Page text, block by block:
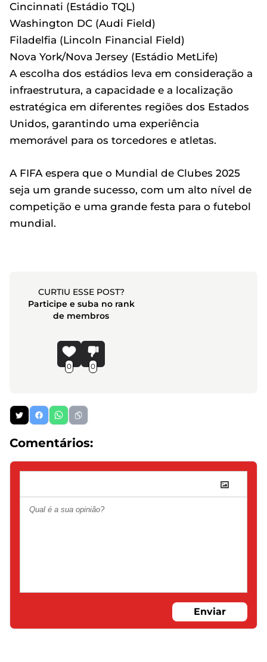
Cincinnati (Estádio TQL)
Washington DC (Audi Field)
Filadelfia (Lincoln Financial Field)
Nova York/Nova Jersey (Estádio MetLife)
A escolha dos estádios leva em consideração a
infraestrutura, a capacidade e a localização
estratégica em diferentes regiões dos Estados
Unidos, garantindo uma experiência
memorável para os torcedores e atletas.
A FIFA espera que o Mundial de Clubes 2025
seja um grande sucesso, com um alto nível de
competição e uma grande festa para o futebol
mundial.
CURTIU ESSE POST?
Participe e suba no rank
de membros
0 0
Comentários:
Enviar